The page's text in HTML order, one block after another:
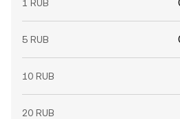
1 RUB
5 RUB
10 RUB
20 RUB